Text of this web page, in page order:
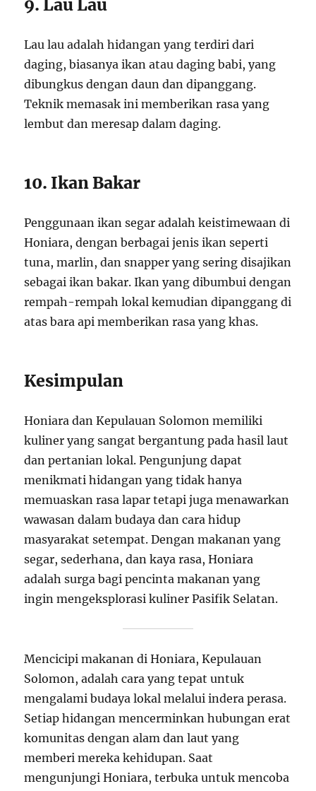
9. Lau Lau
Lau lau adalah hidangan yang terdiri dari
daging, biasanya ikan atau daging babi, yang
dibungkus dengan daun dan dipanggang.
Teknik memasak ini memberikan rasa yang
lembut dan meresap dalam daging.
10. Ikan Bakar
Penggunaan ikan segar adalah keistimewaan di
Honiara, dengan berbagai jenis ikan seperti
tuna, marlin, dan snapper yang sering disajikan
sebagai ikan bakar. Ikan yang dibumbui dengan
rempah-rempah lokal kemudian dipanggang di
atas bara api memberikan rasa yang khas.
Kesimpulan
Honiara dan Kepulauan Solomon memiliki
kuliner yang sangat bergantung pada hasil laut
dan pertanian lokal. Pengunjung dapat
menikmati hidangan yang tidak hanya
memuaskan rasa lapar tetapi juga menawarkan
wawasan dalam budaya dan cara hidup
masyarakat setempat. Dengan makanan yang
segar, sederhana, dan kaya rasa, Honiara
adalah surga bagi pencinta makanan yang
ingin mengeksplorasi kuliner Pasifik Selatan.
Mencicipi makanan di Honiara, Kepulauan
Solomon, adalah cara yang tepat untuk
mengalami budaya lokal melalui indera perasa.
Setiap hidangan mencerminkan hubungan erat
komunitas dengan alam dan laut yang
memberi mereka kehidupan. Saat
mengunjungi Honiara, terbuka untuk mencoba